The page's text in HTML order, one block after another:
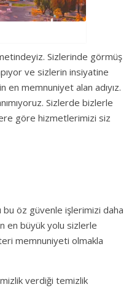
Sizlerinde görmüş
ve sizlerin insiyatine
en memnuniyet alan adıyız.
Sizlerde bizlerle
göre hizmetlerimizi siz
öz güvenle işlerimizi daha
en büyük yolu sizlerle
memnuniyeti olmakla
verdiği temizlik